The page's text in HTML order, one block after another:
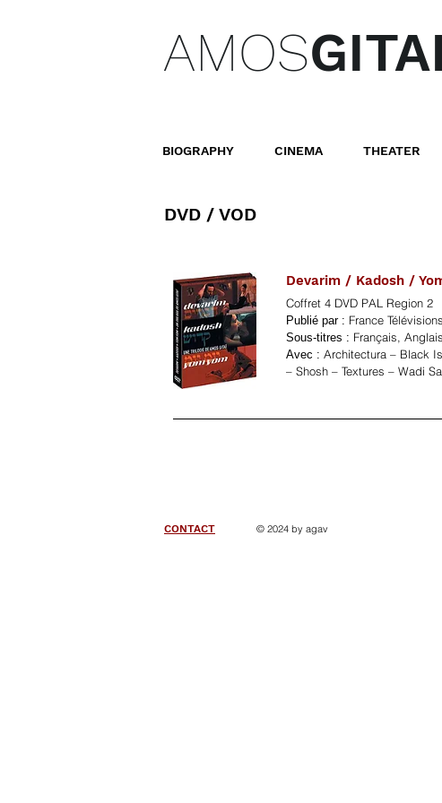
AMOSGITAI
BIOGRAPHY CINEMA THEATER
DVD / VOD
Devarim / Kadosh /
Coffret 4 DVD PAL Region 2
Publié par : France
Sous-titres : Français, Anglais
Avec : Architectura – Black
– Shosh – Textures – Wadi
CONTACT © 2024 by agav